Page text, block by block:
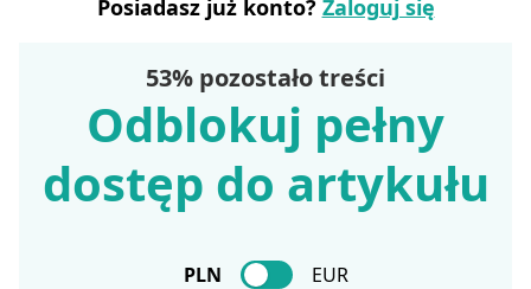
Posiadasz już konto? Zaloguj się
53% pozostało treści
Odblokuj pełny
dostęp do artykułu
PLN EUR